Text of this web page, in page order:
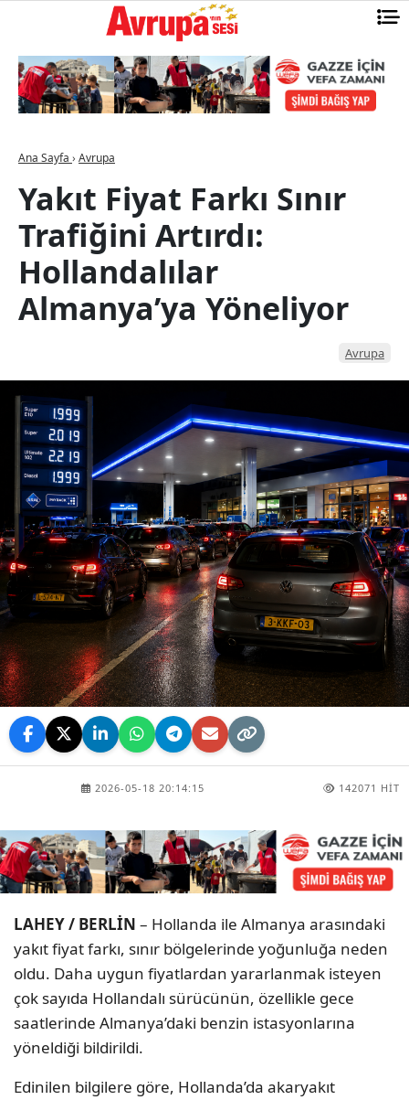
Ana Sayfa › Avrupa
Yakıt Fiyat Farkı Sınır
Trafiğini Artırdı:
Hollandalılar
Almanya’ya Yöneliyor
Avrupa
2026-05-18 20:14:15 142071 HIT
LAHEY / BERLİN – Hollanda ile Almanya arasındaki
yakıt fiyat farkı, sınır bölgelerinde yoğunluğa neden
oldu. Daha uygun fiyatlardan yararlanmak isteyen
çok sayıda Hollandalı sürücünün, özellikle gece
saatlerinde Almanya’daki benzin istasyonlarına
yöneldiği bildirildi.
Edinilen bilgilere göre, Hollanda’da akaryakıt